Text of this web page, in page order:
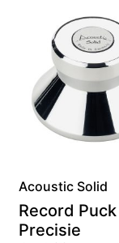
Acoustic Solid
Record Puck
Precisie